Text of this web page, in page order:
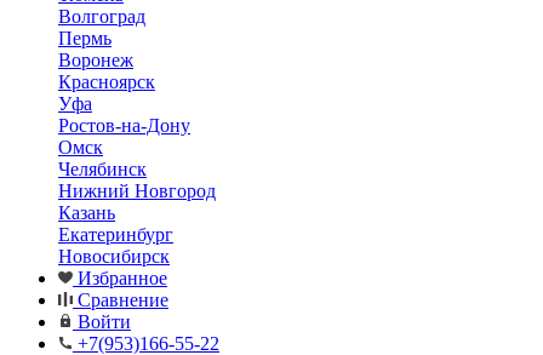
Волгоград
Пермь
Воронеж
Красноярск
Уфа
Ростов-на-Дону
Омск
Челябинск
Нижний Новгород
Казань
Екатеринбург
Новосибирск
Избранное
Сравнение
Войти
+7(953)166-55-22